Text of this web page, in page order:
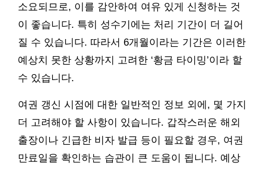
소요되므로, 이를 감안하여 여유 있게 신청하는 것
이 좋습니다. 특히 성수기에는 처리 기간이 더 길어
질 수 있습니다. 따라서 6개월이라는 기간은 이러한
예상치 못한 상황까지 고려한 ‘황금 타이밍’이라 할
수 있습니다.
여권 갱신 시점에 대한 일반적인 정보 외에, 몇 가지
더 고려해야 할 사항이 있습니다. 갑작스러운 해외
출장이나 긴급한 비자 발급 등이 필요할 경우, 여권
만료일을 확인하는 습관이 큰 도움이 됩니다. 예상